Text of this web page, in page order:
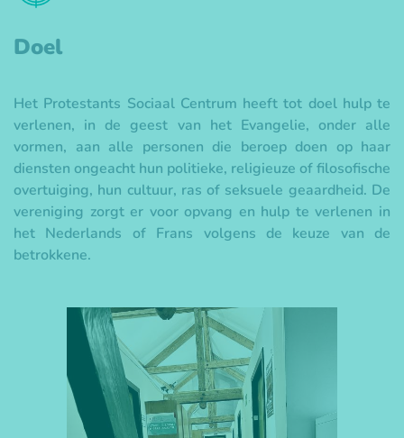
Doel
Het Protestants Sociaal Centrum heeft tot doel hulp te
verlenen, in de geest van het Evangelie, onder alle
vormen, aan alle personen die beroep doen op haar
diensten ongeacht hun politieke, religieuze of filosofische
overtuiging, hun cultuur, ras of seksuele geaardheid. De
vereniging zorgt er voor opvang en hulp te verlenen in
het Nederlands of Frans volgens de keuze van de
betrokkene.